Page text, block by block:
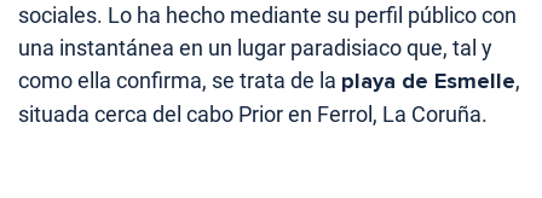
sociales. Lo ha hecho mediante su perfil público con
una instantánea en un lugar paradisiaco que, tal y
como ella confirma, se trata de la playa de Esmelle,
situada cerca del cabo Prior en Ferrol, La Coruña.